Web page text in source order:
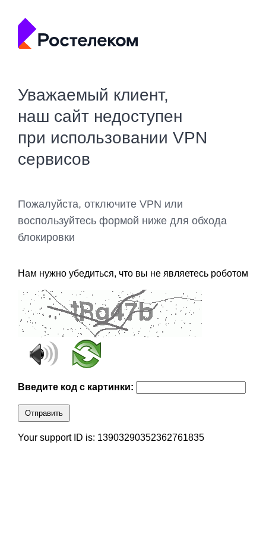
Уважаемый клиент,
наш сайт недоступен
при использовании VPN
сервисов
Пожалуйста, отключите VPN или
воспользуйтесь формой ниже для обхода
блокировки
Нам нужно убедиться, что вы не являетесь роботом
Введите код с картинки:
Отправить
Your support ID is: 13903290352362761835